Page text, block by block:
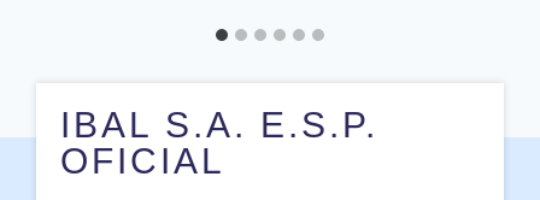
IBAL S.A. E.S.P.
OFICIAL